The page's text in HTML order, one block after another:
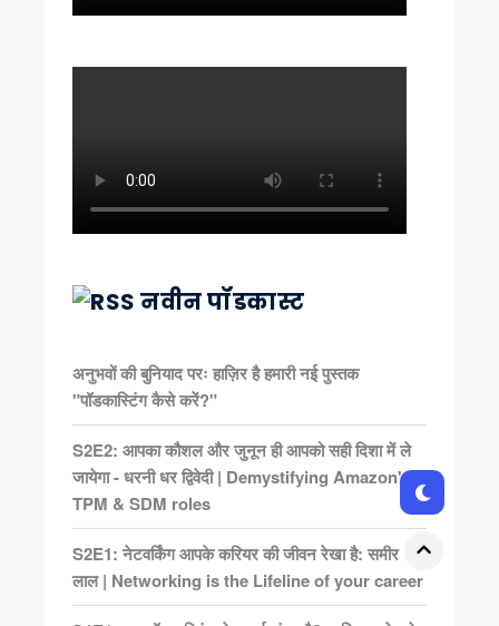
नवीन पॉडकास्ट
अनुभवों की बुनियाद परः हाज़िर है हमारी नई पुस्तक
"पॉडकास्टिंग कैसे करें?"
S2E2: आपका कौशल और जुनून ही आपको सही दिशा में ले
जायेगा - धरनी धर द्विवेदी | Demystifying Amazon's
TPM & SDM roles
S2E1: नेटवर्किंग आपके करियर की जीवन रेखा है: समीर
लाल | Networking is the Lifeline of your career